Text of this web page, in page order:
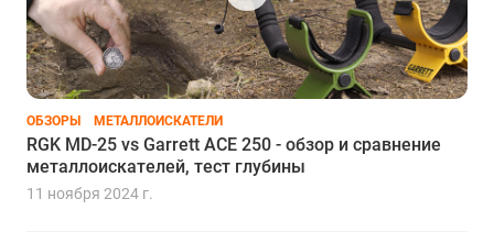
ОБЗОРЫ МЕТАЛЛОИСКАТЕЛИ
RGK MD-25 vs Garrett ACE 250 - обзор и сравнение
металлоискателей, тест глубины
11 ноября 2024 г.